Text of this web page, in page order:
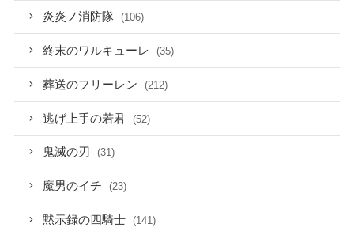
炎炎ノ消防隊 (106)
終末のワルキューレ (35)
葬送のフリーレン (212)
逃げ上手の若君 (52)
鬼滅の刃 (31)
魔男のイチ (23)
黙示録の四騎士 (141)